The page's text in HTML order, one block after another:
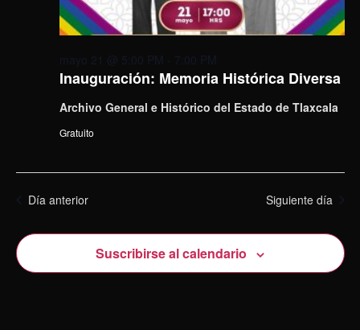
Inauguración: Memoria Histórica Diversa
mayo 21 @ 5:00 PM - 7:00 PM
Archivo General e Histórico del Estado de Tlaxcala
Gratuito
Día anterior Siguiente día
Suscribirse al calendario